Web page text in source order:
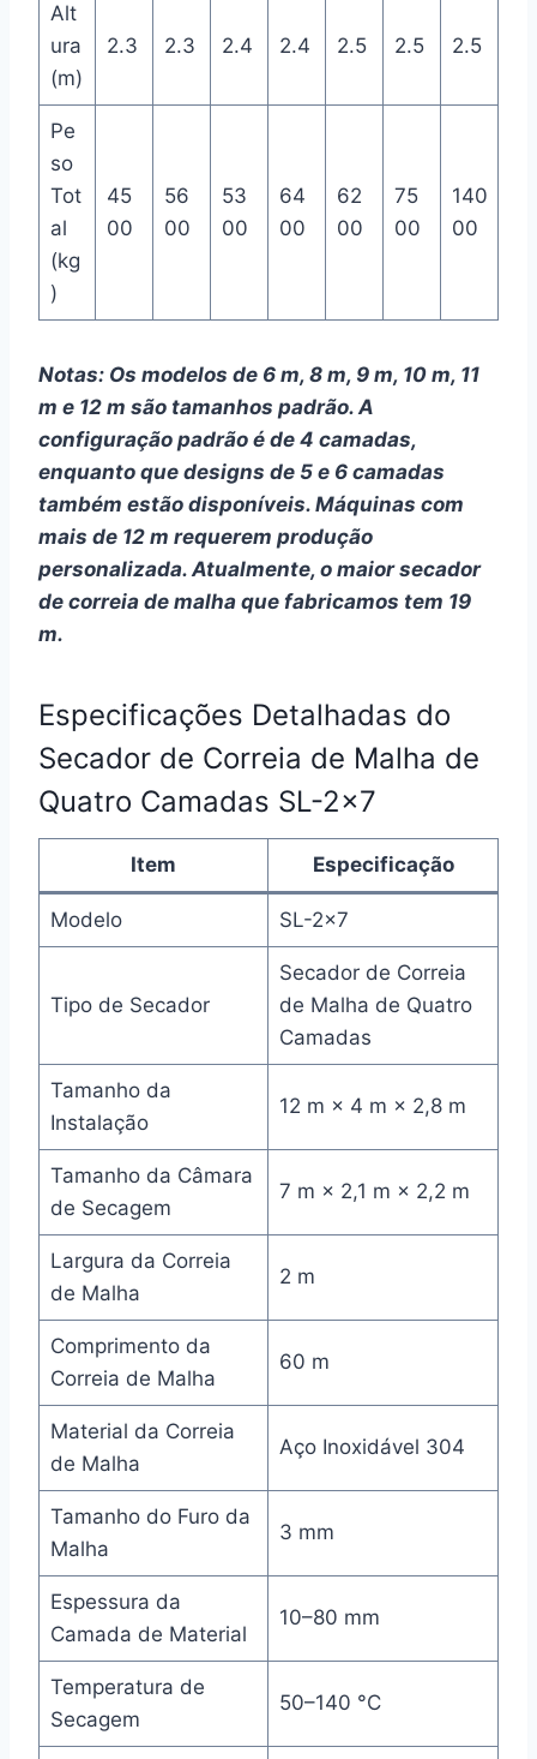
Alt
ura
(m)
2.3 2.3 2.4 2.4 2.5 2.5 2.5
Pe
so
Tot
al
(kg
)
45
00
56
00
53
00
64
00
62
00
75
00
140
00
Notas: Os modelos de 6 m, 8 m, 9 m, 10 m, 11
m e 12 m são tamanhos padrão. A
configuração padrão é de 4 camadas,
enquanto que designs de 5 e 6 camadas
também estão disponíveis. Máquinas com
mais de 12 m requerem produção
personalizada. Atualmente, o maior secador
de correia de malha que fabricamos tem 19
m.
Especificações Detalhadas do
Secador de Correia de Malha de
Quatro Camadas SL-2×7
Item Especificação
Modelo SL-2×7
Tipo de Secador
Secador de Correia
de Malha de Quatro
Camadas
Tamanho da
Instalação
12 m × 4 m × 2,8 m
Tamanho da Câmara
de Secagem
7 m × 2,1 m × 2,2 m
Largura da Correia
de Malha
2 m
Comprimento da
Correia de Malha
60 m
Material da Correia
de Malha
Aço Inoxidável 304
Tamanho do Furo da
Malha
3 mm
Espessura da
Camada de Material
10–80 mm
Temperatura de
Secagem
50–140 °C